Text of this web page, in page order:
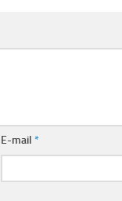
E-mail*